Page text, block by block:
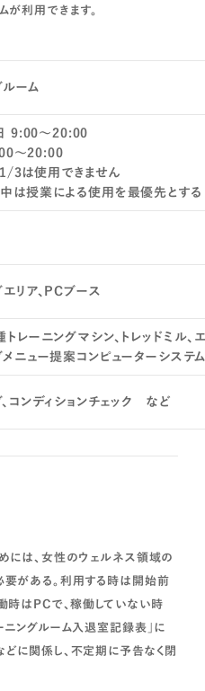
が利用できます。
ルーム
9:00～20:00
～20:00
は使用できません
は授業による使用を最優先とする
エリア、PCブース
トレーニングマシン、トレッドミル
メニュー提案コンピューターシステ
、コンディションチェック など
には、女性のウェルネス領域の
がある。利用する時は開始前
時はPCで、稼働していない時
ニングルーム入退室記録表」に
に関係し、不定期に予告なく閉